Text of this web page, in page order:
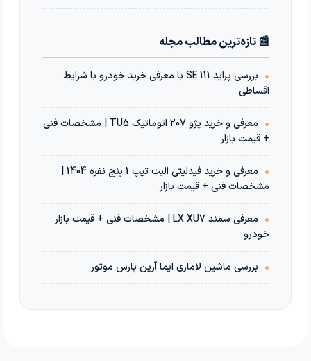
📰 تازه‌ترین مطالب مجله
•
بررسی پراید 111 SE با معرفی خرید خودرو با شرایط
اقساطی
•
معرفی و خرید پژو 207 اتوماتیک TU5 | مشخصات فنی
+ قیمت بازار
•
معرفی و خرید فیدلیتی الیت تیپ 1 پنج نفره 1404 |
مشخصات فنی + قیمت بازار
•
معرفی سمند LX XU7 | مشخصات فنی + قیمت بازار
خودرو
• بررسی ماشین لاماری ایما آرین پارس موتور